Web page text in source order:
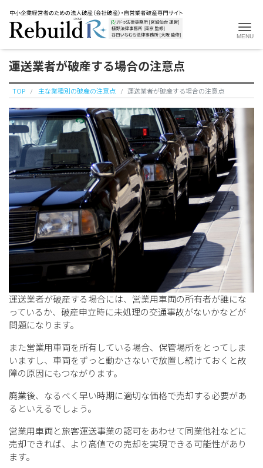
​​運送業者が破産する場合の注意点
TOP 主な業種別の破産の注意点 ​​運送業者が破産する場合の注意点
運送業者が破産する場合には、営業用車両の所有者が誰にな
っているか、破産申立時に未処理の交通事故がないかなどが
問題になります。
また営業用車両を所有している場合、保管場所をとってしま
いますし、車両をずっと動かさないで放置し続けておくと故
障の原因にもつながります。
廃業後、なるべく早い時期に適切な価格で売却する必要があ
るといえるでしょう。
営業用車両と旅客運送事業の認可をあわせて同業他社などに
売却できれば、より高値での売却を実現できる可能性があり
ます。